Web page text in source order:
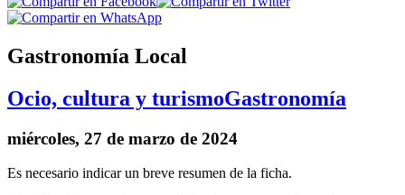
Gastronomía Local
Ocio, cultura y turismoGastronomía
miércoles, 27 de marzo de 2024
Es necesario indicar un breve resumen de la ficha.